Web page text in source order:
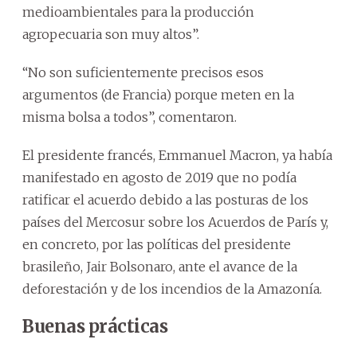
medioambientales para la producción
agropecuaria son muy altos”.
“No son suficientemente precisos esos
argumentos (de Francia) porque meten en la
misma bolsa a todos”, comentaron.
El presidente francés, Emmanuel Macron, ya había
manifestado en agosto de 2019 que no podía
ratificar el acuerdo debido a las posturas de los
países del Mercosur sobre los Acuerdos de París y,
en concreto, por las políticas del presidente
brasileño, Jair Bolsonaro, ante el avance de la
deforestación y de los incendios de la Amazonía.
Buenas prácticas